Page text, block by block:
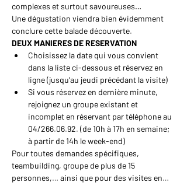
complexes et surtout savoureuses…
Une dégustation viendra bien évidemment
conclure cette balade découverte.
DEUX MANIERES DE RESERVATION
Choisissez la date qui vous convient
dans la liste ci-dessous et réservez en
ligne (jusqu’au jeudi précédant la visite)
Si vous réservez en dernière minute,
rejoignez un groupe existant et
incomplet en réservant par téléphone au
04/266.06.92. (de 10h à 17h en semaine;
à partir de 14h le week-end)
Pour toutes demandes spécifiques,
teambuilding, groupe de plus de 15
personnes,… ainsi que pour des visites en…